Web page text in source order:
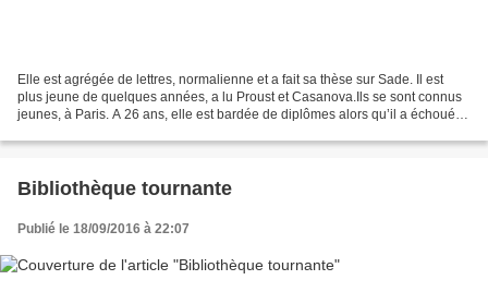
Elle est agrégée de lettres, normalienne et a fait sa thèse sur Sade. Il est
plus jeune de quelques années, a lu Proust et Casanova.Ils se sont connus
jeunes, à Paris. A 26 ans, elle est bardée de diplômes alors qu’il a échoué
Bibliothèque tournante
Publié le 18/09/2016 à 22:07